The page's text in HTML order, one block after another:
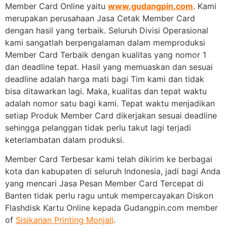
Member Card Online yaitu www.gudangpin.com. Kami
merupakan perusahaan Jasa Cetak Member Card
dengan hasil yang terbaik. Seluruh Divisi Operasional
kami sangatlah berpengalaman dalam memproduksi
Member Card Terbaik dengan kualitas yang nomor 1
dan deadline tepat. Hasil yang memuaskan dan sesuai
deadline adalah harga mati bagi Tim kami dan tidak
bisa ditawarkan lagi. Maka, kualitas dan tepat waktu
adalah nomor satu bagi kami. Tepat waktu menjadikan
setiap Produk Member Card dikerjakan sesuai deadline
sehingga pelanggan tidak perlu takut lagi terjadi
keterlambatan dalam produksi.
Member Card Terbesar kami telah dikirim ke berbagai
kota dan kabupaten di seluruh Indonesia, jadi bagi Anda
yang mencari Jasa Pesan Member Card Tercepat di
Banten tidak perlu ragu untuk mempercayakan Diskon
Flashdisk Kartu Online kepada Gudangpin.com member
of Sisikanan Printing Monjali.